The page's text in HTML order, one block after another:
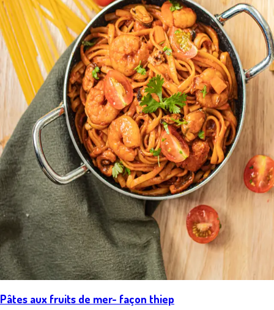
Pâtes aux fruits de mer- façon thiep